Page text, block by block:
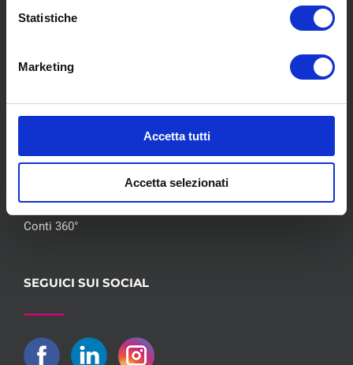
Statistiche
Marketing
Accetta tutti
Accetta selezionati
Blog
Contatti
Conti 360°
SEGUICI SUI SOCIAL